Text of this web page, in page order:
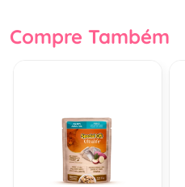
Compre Também